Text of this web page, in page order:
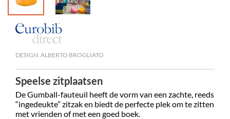
DESIGN: ALBERTO BROGLIATO
Speelse zitplaatsen
De Gumball-fauteuil heeft de vorm van een zachte, reeds
“ingedeukte” zitzak en biedt de perfecte plek om te zitten
met vrienden of met een goed boek.